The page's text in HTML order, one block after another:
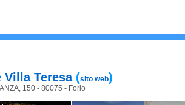
Villa Teresa(sito web)
150 - 80075 - Forio